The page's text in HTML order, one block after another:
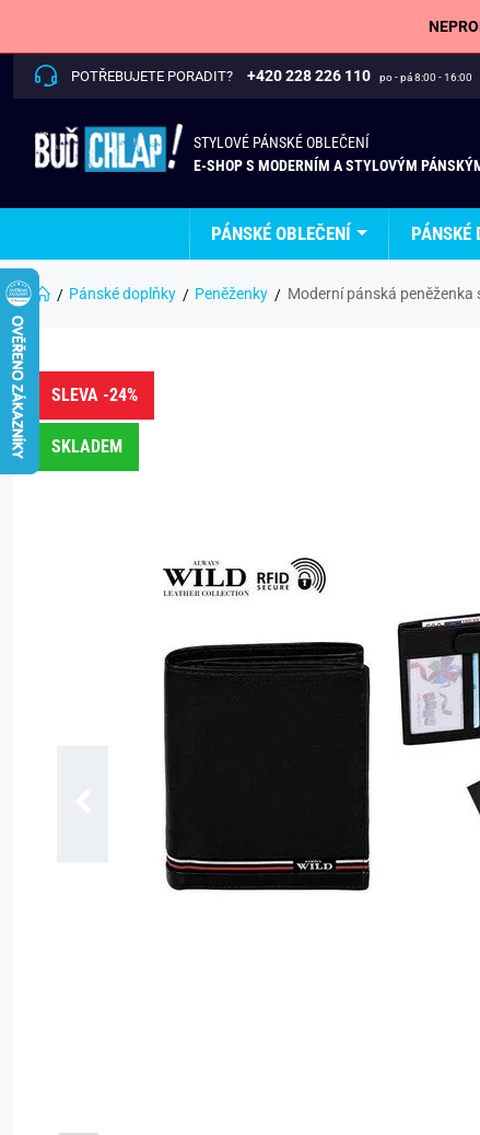
POTŘEBUJETE PORADIT? +420 228 226 110 po - pá 8:00 - 16:00
STYLOVÉ PÁNSKÉ OBLEČENÍ
E-SHOP S MODERNÍM A STYLOVÝM
PÁNSKÉ OBLEČENÍ PÁNSKÉ
Pánské doplňky Peněženky Moderní pánská peněženka
SLEVA -24%
SKLADEM